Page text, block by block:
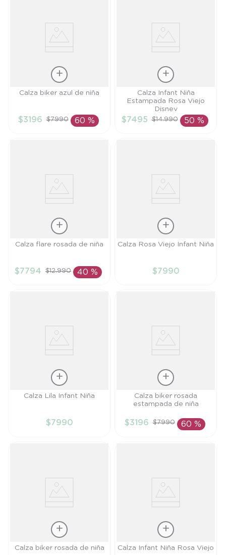
Talla
AÑADIR AL
Calza biker azul de niña
$3196 $7990 60 %
AÑADIR AL
Calza Infant Niña
Estampada Rosa Viejo
Disney
$7495 $14.990 50 %
Talla
AÑADIR AL
Calza flare rosada de niña
$7794 $12.990 40 %
Talla
Calza Rosa Viejo Infant Niña
$7990
TallaCalza Lila Infant Niña
$7990
Talla
AÑADIR AL
Calza biker rosada
estampada de niña
$3196 $7990 60 %
Talla
Calza biker rosada de niña Talla
Calza Infant Niña Rosa Viejo